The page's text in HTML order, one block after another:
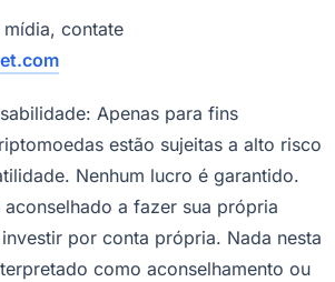
mídia, contate
Apenas para fins
estão sujeitas a alto risco
Nenhum lucro é garantido.
a fazer sua própria
por conta própria. Nada nesta
como aconselhamento ou